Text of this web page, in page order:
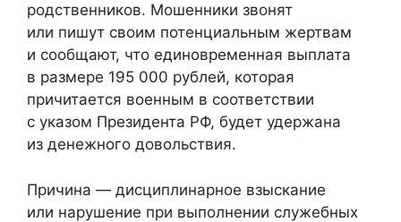
родственников. Мошенники звонят
или пишут своим потенциальным жертвам
и сообщают, что единовременная выплата
в размере 195 000 рублей, которая
причитается военным в соответствии
с указом Президента РФ, будет удержана
из денежного довольствия.
Причина — дисциплинарное взыскание
или нарушение при выполнении служебных